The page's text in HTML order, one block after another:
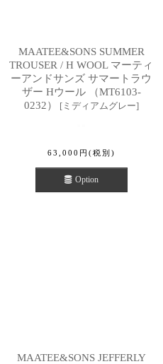
MAATEE&SONS SUMMER
TROUSER / H WOOL マーティ
ーアンドサンズ サマートラウ
ザー Hウール （MT6103-
0232）
[ミディアムグレー]
63,000 円 (税別)
Option
MAATEE&SONS JEFFERLY